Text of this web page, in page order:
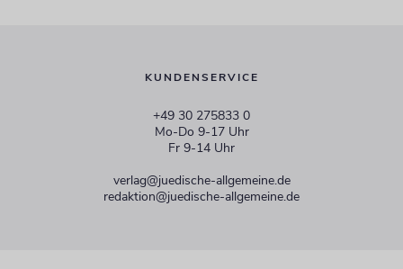
KUNDENSERVICE
+49 30 275833 0
Mo-Do 9-17 Uhr
Fr 9-14 Uhr
verlag@juedische-allgemeine.de
redaktion@juedische-allgemeine.de